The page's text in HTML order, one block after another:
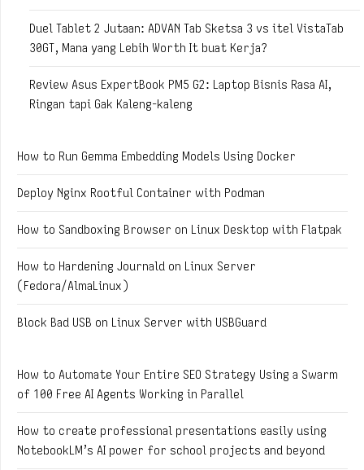
Duel Tablet 2 Jutaan: ADVAN Tab Sketsa 3 vs itel VistaTab
30GT, Mana yang Lebih Worth It buat Kerja?
Review Asus ExpertBook PM5 G2: Laptop Bisnis Rasa AI,
Ringan tapi Gak Kaleng-kaleng
How to Run Gemma Embedding Models Using Docker
Deploy Nginx Rootful Container with Podman
How to Sandboxing Browser on Linux Desktop with Flatpak
How to Hardening Journald on Linux Server
(Fedora/AlmaLinux)
Block Bad USB on Linux Server with USBGuard
How to Automate Your Entire SEO Strategy Using a Swarm
of 100 Free AI Agents Working in Parallel
How to create professional presentations easily using
NotebookLM’s AI power for school projects and beyond